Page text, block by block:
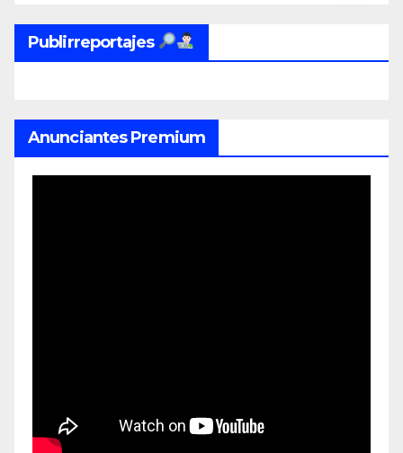
Publirreportajes
Anunciantes Premium